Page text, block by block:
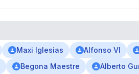
Maxi Iglesias Alfonso VI
Begona Maestre Alberto